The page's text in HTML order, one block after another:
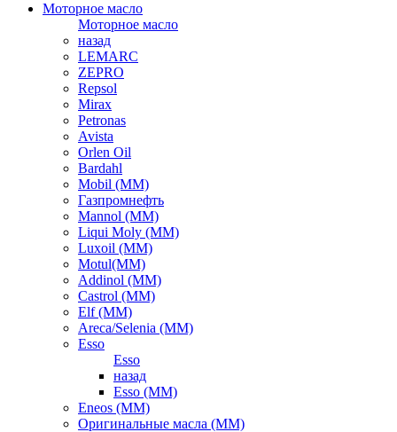
Моторное масло
Моторное масло
назад
LEMARC
ZEPRO
Repsol
Mirax
Petronas
Avista
Orlen Oil
Bardahl
Mobil (ММ)
Газпромнефть
Mannol (ММ)
Liqui Moly (ММ)
Luxoil (ММ)
Motul(ММ)
Addinol (ММ)
Castrol (ММ)
Elf (ММ)
Areca/Selenia (ММ)
Esso
Esso
назад
Esso (ММ)
Eneos (ММ)
Оригинальные масла (ММ)